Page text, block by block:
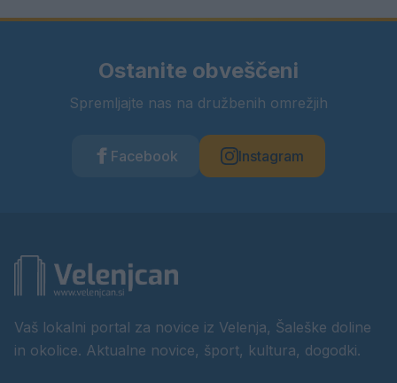
Ostanite obveščeni
Spremljajte nas na družbenih omrežjih
Facebook Instagram
Vaš lokalni portal za novice iz Velenja, Šaleške doline
in okolice. Aktualne novice, šport, kultura, dogodki.